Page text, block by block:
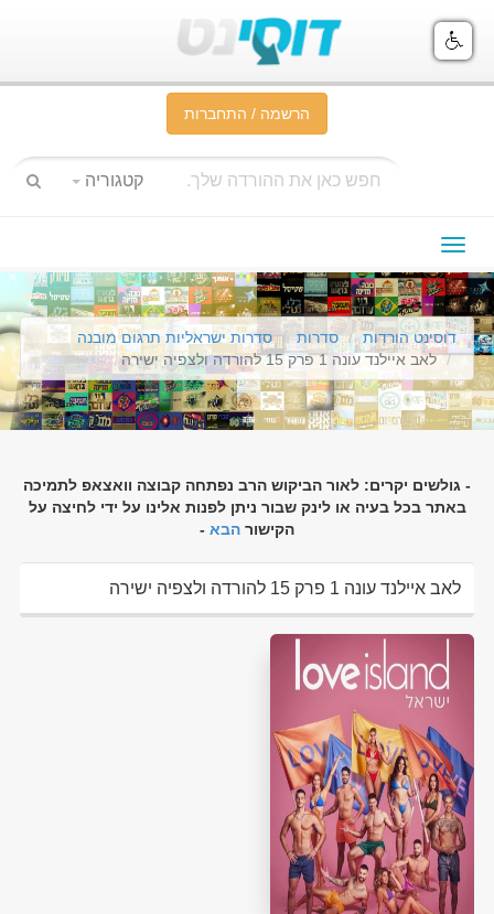
הרשמה / התחברות
קטגוריה
תפריט
ניווט
דוסינט הורדות סדרות
סדרות ישראליות תרגום מובנה
לאב איילנד עונה 1 פרק 15 להורדה ולצפיה ישירה
- גולשים יקרים: לאור הביקוש הרב נפתחה קבוצה וואצאפ לתמיכה
באתר בכל בעיה או לינק שבור ניתן לפנות אלינו על ידי לחיצה על
הקישור הבא -
לאב איילנד עונה 1 פרק 15 להורדה ולצפיה ישירה